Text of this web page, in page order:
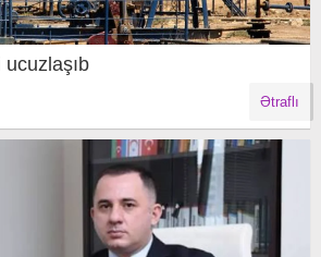
Ətraflı